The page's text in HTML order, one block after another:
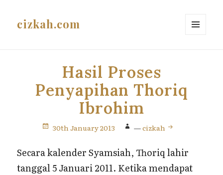
cizkah.com
Hasil Proses
Penyapihan Thoriq
Ibrohim
30th January 2013 —cizkah
Secara kalender Syamsiah, Thoriq lahir
tanggal 5 Januari 2011. Ketika mendapat